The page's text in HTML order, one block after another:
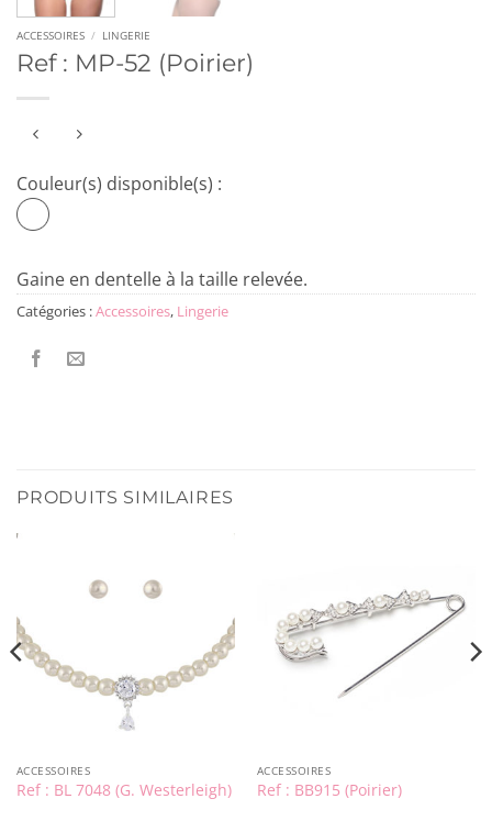
ACCESSOIRES / LINGERIE
Ref : MP-52 (Poirier)
Couleur(s) disponible(s) :
Gaine en dentelle à la taille relevée.
Catégories :Accessoires, Lingerie
PRODUITS SIMILAIRES
ACCESSOIRES
Ref : BL 7048 (G. Westerleigh)
ACCESSOIRES
Ref : BB915 (Poirier)